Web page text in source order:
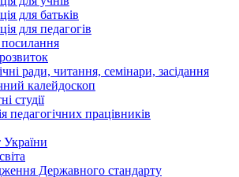
для батьків
для педагогів
ради, читання, семінари, засідання
калейдоскоп
студії
педагогічних працівників
України
Державного стандарту